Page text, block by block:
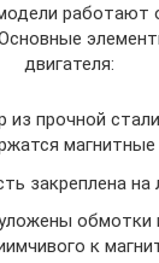
работают
двигателя:
из прочной
закреплена на
обмотки
к